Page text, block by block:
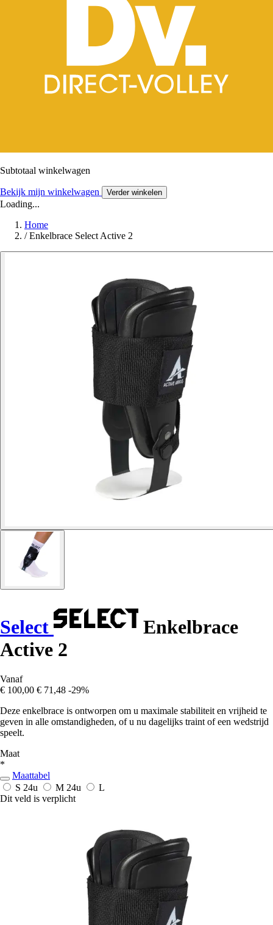
Subtotaal winkelwagen
Bekijk mijn winkelwagen Verder winkelen
Loading...
Home
/ Enkelbrace Select Active 2
Select
Enkelbrace
Active 2
Vanaf
€ 100,00 € 71,48 -29%
Deze enkelbrace is ontworpen om u maximale stabiliteit en vrijheid te
geven in alle omstandigheden, of u nu dagelijks traint of een wedstrijd
speelt.
Maat
*
Maattabel
S 24u M 24u
L
Dit veld is verplicht